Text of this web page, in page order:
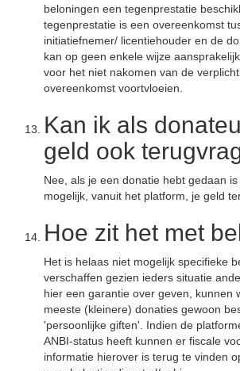
beloningen een tegenprestatie
tegenprestatie is een overeenkomst
initiatiefnemer/ licentiehouder en de
kan op geen enkele wijze
voor het niet nakomen van de
overeenkomst voortvloeien.
Kan ik als
geld ook
Nee, als je een donatie hebt gedaan
mogelijk, vanuit het platform, je geld
Hoe zit het met
Het is helaas niet mogelijk specifieke
verschaffen gezien ieders situatie
hier een garantie over geven, kunnen
meeste (kleinere) donaties gewoon
'persoonlijke giften'. Indien de
ANBI-status heeft kunnen er fiscale
informatie hierover is terug te vinden